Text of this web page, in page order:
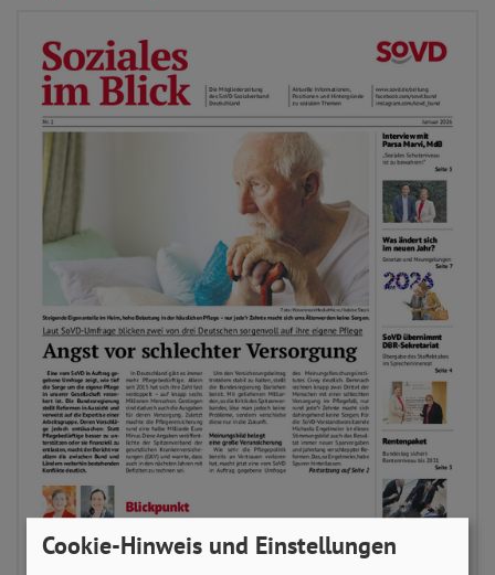
Cookie-Hinweis und Einstellungen